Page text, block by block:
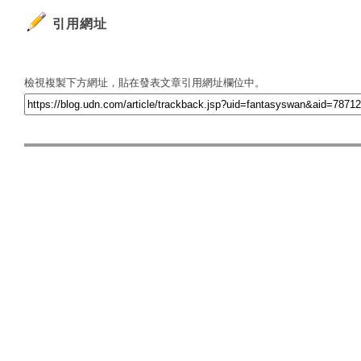
引用網址
檢視複製下方網址，貼在發表文章引用網址欄位中。